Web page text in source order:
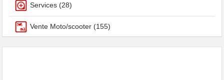
Services (28)
Vente Moto/scooter (155)